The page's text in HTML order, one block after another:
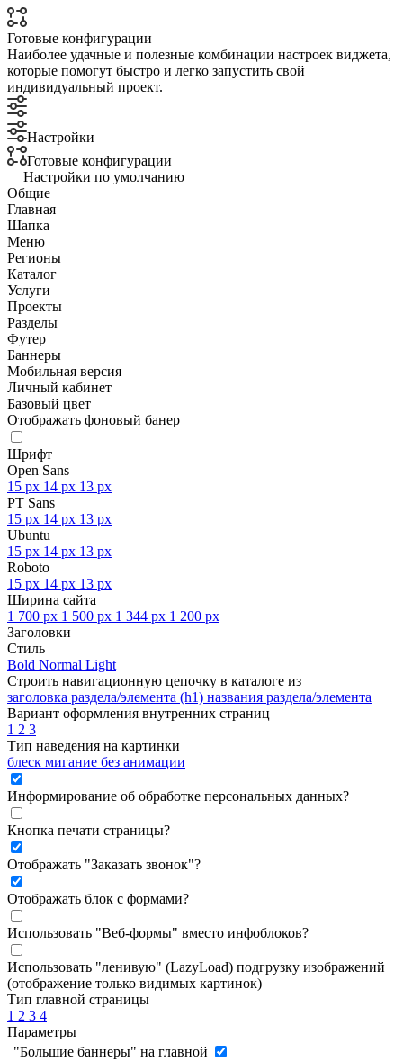
Готовые конфигурации
Наиболее удачные и полезные комбинации настроек виджета,
которые помогут быстро и легко запустить свой
индивидуальный проект.
Настройки
Готовые конфигурации
Настройки по умолчанию
Общие
Главная
Шапка
Меню
Регионы
Каталог
Услуги
Проекты
Разделы
Футер
Баннеры
Мобильная версия
Личный кабинет
Базовый цвет
Отображать фоновый банер
Шрифт
Open Sans
15 px 14 px 13 px
PT Sans
15 px 14 px 13 px
Ubuntu
15 px 14 px 13 px
Roboto
15 px 14 px 13 px
Ширина сайта
1 700 px 1 500 px 1 344 px 1 200 px
Заголовки
Стиль
Bold Normal Light
Строить навигационную цепочку в каталоге из
заголовка раздела/элемента (h1) названия раздела/элемента
Вариант оформления внутренних страниц
1 2 3
Тип наведения на картинки
блеск мигание без анимации
Информирование об обработке персональных данных?
Кнопка печати страницы?
Отображать "Заказать звонок"?
Отображать блок с формами?
Использовать "Веб-формы" вместо инфоблоков?
Использовать "ленивую" (LazyLoad) подгрузку изображений
(отображение только видимых картинок)
Тип главной страницы
1 2 3 4
Параметры
"Большие баннеры" на главной